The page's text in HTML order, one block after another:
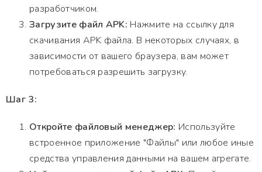
разработчиком.
Загрузите файл APK: Нажмите на ссылку для
скачивания APK файла. В некоторых случаях, в
зависимости от вашего браузера, вам может
потребоваться разрешить загрузку.
Шаг 3:
Откройте файловый менеджер: Используйте
встроенное приложение "Файлы" или любое иные
средства управления данными на вашем агрегате.